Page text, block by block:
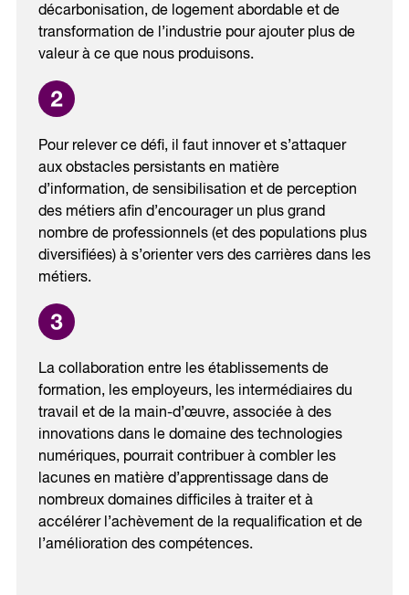
décarbonisation, de logement abordable et de
transformation de l’industrie pour ajouter plus de
valeur à ce que nous produisons.
Pour relever ce défi, il faut innover et s’attaquer
aux obstacles persistants en matière
d’information, de sensibilisation et de perception
des métiers afin d’encourager un plus grand
nombre de professionnels (et des populations plus
diversifiées) à s’orienter vers des carrières dans les
métiers.
La collaboration entre les établissements de
formation, les employeurs, les intermédiaires du
travail et de la main-d’œuvre, associée à des
innovations dans le domaine des technologies
numériques, pourrait contribuer à combler les
lacunes en matière d’apprentissage dans de
nombreux domaines difficiles à traiter et à
accélérer l’achèvement de la requalification et de
l’amélioration des compétences.